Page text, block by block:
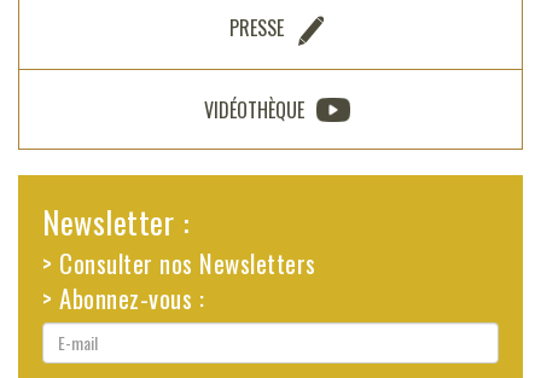
PRESSE
VIDÉOTHÈQUE
Newsletter :
> Consulter nos Newsletters
> Abonnez-vous :
E-